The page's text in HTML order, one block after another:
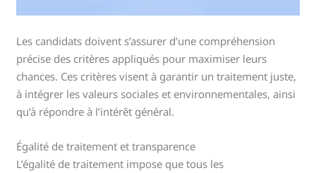
Les candidats doivent s’assurer d’une compréhension
précise des critères appliqués pour maximiser leurs
chances. Ces critères visent à garantir un traitement juste,
à intégrer les valeurs sociales et environnementales, ainsi
qu’à répondre à l’intérêt général.
Égalité de traitement et transparence
L’égalité de traitement impose que tous les